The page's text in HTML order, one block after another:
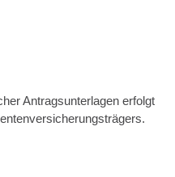
Antragsunterlagen erfolgt